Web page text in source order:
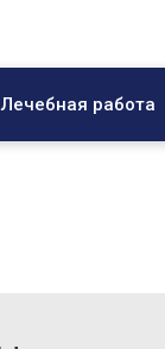
Лечебная работа